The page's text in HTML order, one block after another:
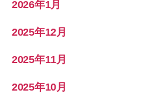
2026年1月
2025年12月
2025年11月
2025年10月